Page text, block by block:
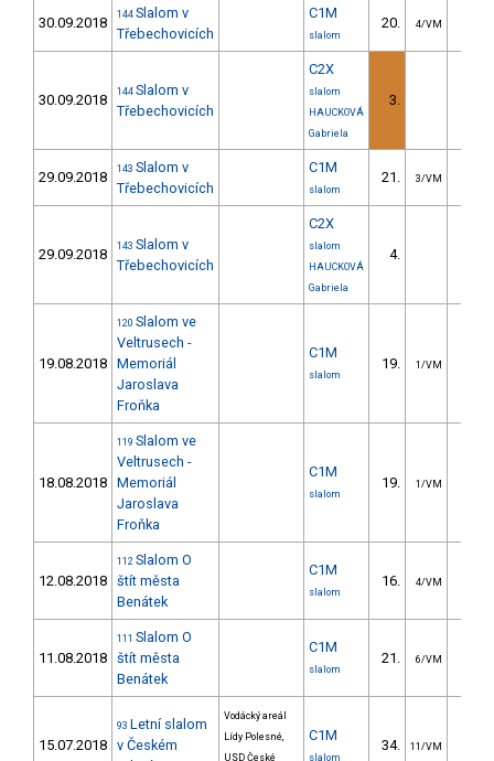
30.09.2018 144 Slalom v
Třebechovicích
C1M
slalom
20. 4/VM
30.09.2018 144 Slalom v
Třebechovicích
C2X
slalom
HAUCKOVÁ
Gabriela
3.
29.09.2018 143 Slalom v
Třebechovicích
C1M
slalom
21. 3/VM
29.09.2018 143 Slalom v
Třebechovicích
C2X
slalom
HAUCKOVÁ
Gabriela
4.
19.08.2018
120 Slalom ve
Veltrusech -
Memoriál
Jaroslava
Froňka
C1M
slalom
19. 1/VM
18.08.2018
119 Slalom ve
Veltrusech -
Memoriál
Jaroslava
Froňka
C1M
slalom
19. 1/VM
12.08.2018
112 Slalom O
štít města
Benátek
C1M
slalom
16. 4/VM
11.08.2018
111 Slalom O
štít města
Benátek
C1M
slalom
21. 6/VM
15.07.2018
93 Letní slalom
v Českém
Vodácký areál
Lídy Polesné,
USD České
C1M
slalom
34. 11/VM